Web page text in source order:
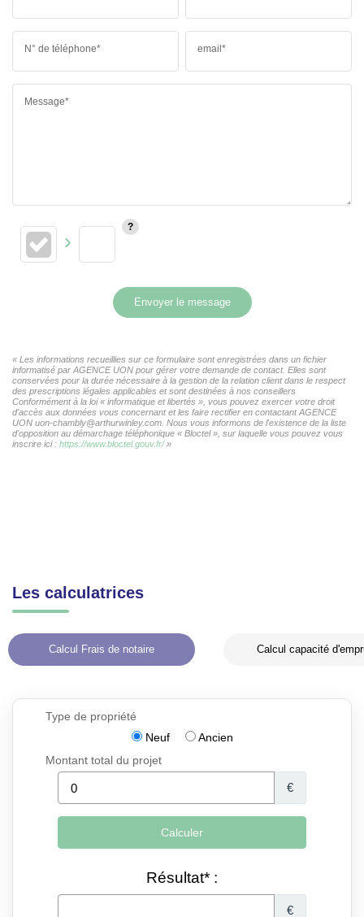
N° de téléphone* email*
Message*
Envoyer le message
« Les informations recueillies sur ce formulaire sont enregistrées dans un fichier
informatisé par AGENCE UON pour gérer votre demande de contact. Elles sont
conservées pour la durée nécessaire à la gestion de la relation client dans le respect
des prescriptions légales applicables et sont destinées à nos conseillers
Conformément à la loi « informatique et libertés », vous pouvez exercer votre droit
d'accès aux données vous concernant et les faire rectifier en contactant AGENCE
UON uon-chambly@arthurwinley.com. Nous vous informons de l'existence de la liste
d'opposition au démarchage téléphonique « Bloctel », sur laquelle vous pouvez vous
inscrire ici : https://www.bloctel.gouv.fr/»
Les calculatrices
Calcul Frais de notaire Calcul capacité